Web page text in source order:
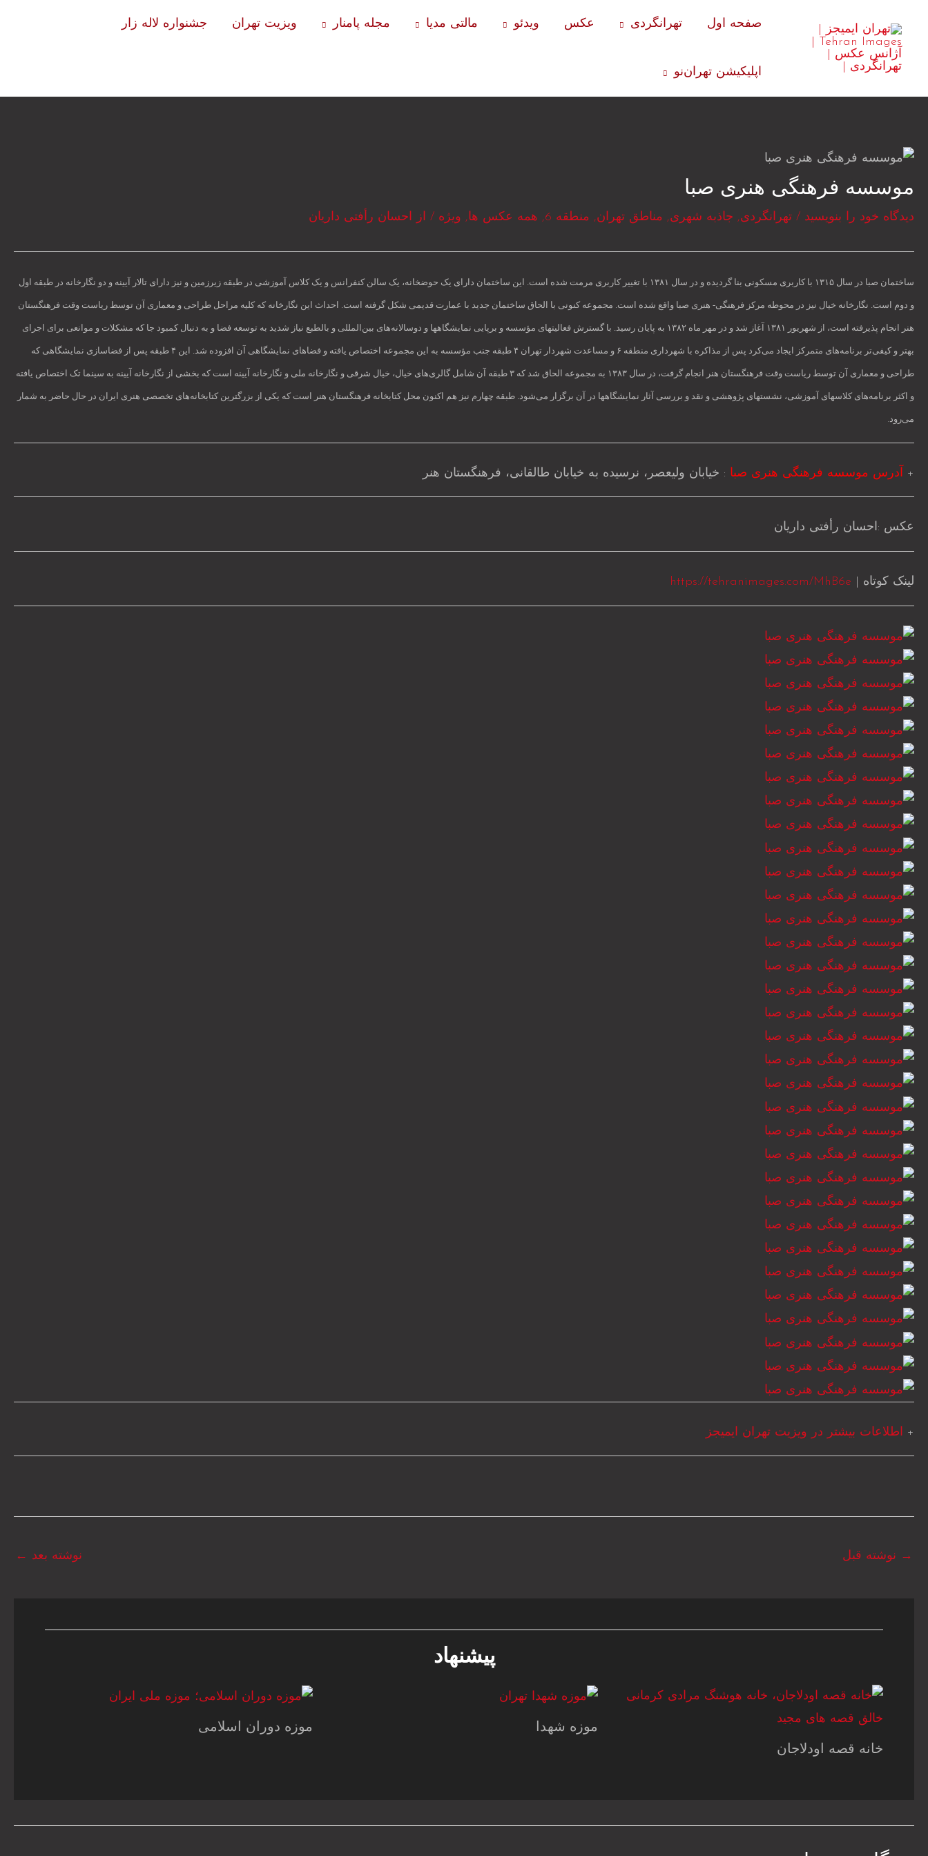
محتوا
صفحه اول تهرانگردی عکس ویدئو مالتی مدیا مجله پامنار ویزیت تهران جشنواره لاله زار
اپلیکیشن تهران‌نو
موسسه فرهنگی هنری صبا
دیدگاه‌ خود را بنویسید / تهرانگردی, جاذبه شهری, مناطق تهران, منطقه 6 , همه عکس ها, ویژه / از احسان رأفتی داریان
ساختمان صبا در سال ۱۳۱۵ با کاربری مسکونی بنا گردیده و در سال ۱۳۸۱ با تغییر کاربری مرمت شده است. این ساختمان دارای یک حوضخانه، یک سالن کنفرانس و یک کلاس آموزشی در طبقه زیرزمین و نیز دارای تالار آیینه و دو نگارخانه در طبقه اول
و دوم است. نگارخانه خیال نیز در محوطه مرکز فرهنگی- هنری صبا واقع شده است. مجموعه کنونی با الحاق ساختمان جدید با عمارت قدیمی شکل گرفته است. احداث این نگارخانه که کلیه مراحل طراحی و معماری آن توسط ریاست وقت فرهنگستان
هنر انجام پذیرفته است، از شهریور ۱۳۸۱ آغاز شد و در مهر ماه ۱۳۸۲ به پایان رسید. با گسترش فعالیتهای مؤسسه و برپایی نمایشگاهها و دوسالانه‌های بین‌المللی و بالطبع نیاز شدید به توسعه فضا و به دنبال کمبود جا که مشکلات و موانعی برای اجرای
بهتر و کیفی‌تر برنامه‌های متمرکز ایجاد می‌کرد پس از مذاکره با شهرداری منطقه ۶ و مساعدت شهردار تهران ۴ طبقه جنب مؤسسه به این مجموعه اختصاص یافته و فضاهای نمایشگاهی آن افزوده شد. این ۴ طبقه پس از فضاسازی نمایشگاهی که
طراحی و معماری آن توسط ریاست وقت فرهنگستان هنر انجام گرفت، در سال ۱۳۸۳ به مجموعه الحاق شد که ۳ طبقه آن شامل گالری‌های خیال، خیال شرقی و نگارخانه ملی و نگارخانه آیینه است که بخشی از نگارخانه آیینه به سینما تک اختصاص یافته
و اکثر برنامه‌های کلاسهای آموزشی، نشستهای پژوهشی و نقد و بررسی آثار نمایشگاهها در آن برگزار می‌شود. طبقه چهارم نیز هم‌ اکنون محل کتابخانه فرهنگستان هنر است که یکی از بزرگترین کتابخانه‌های تخصصی هنری ایران در حال حاضر به شمار
می‌رود.
+ آدرس موسسه فرهنگی هنری صبا : خیابان ولیعصر، نرسیده به خیابان طالقانی، فرهنگستان هنر
عکس :احسان رأفتی داریان
لینک کوتاه | https://tehranimages.com/MhB6e
+ اطلاعات بیشتر در ویزیت تهران ایمیجز
→ نوشته قبل نوشته بعد ←
پیشنهاد
خانه قصه اودلاجان
موزه شهدا موزه دوران اسلامی